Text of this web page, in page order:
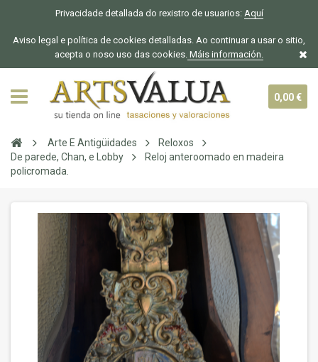
Privacidade detallada do rexistro de usuarios: Aquí
Aviso legal e política de cookies detalladas. Ao continuar a usar o sitio,
acepta o noso uso das cookies. Máis información.
0,00 €
Arte E Antigüidades
Reloxos
De parede, Chan, e Lobby
Reloj anteroomado en madeira
policromada.